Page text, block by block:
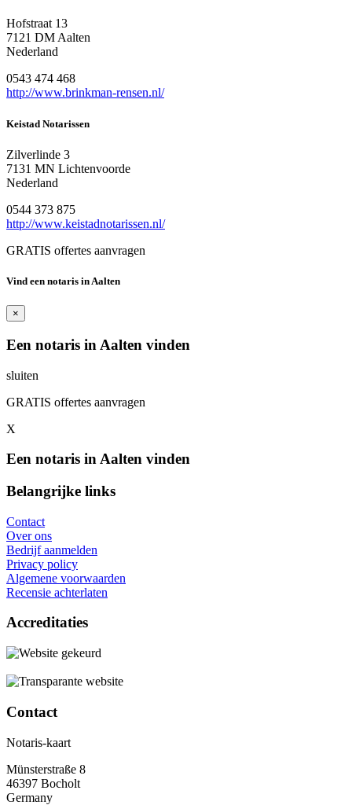
Hofstraat 13
7121 DM Aalten
Nederland
0543 474 468
http://www.brinkman-rensen.nl/
Keistad Notarissen
Zilverlinde 3
7131 MN Lichtenvoorde
Nederland
0544 373 875
http://www.keistadnotarissen.nl/
GRATIS offertes aanvragen
Vind een notaris in Aalten
×
Een notaris in Aalten vinden
sluiten
GRATIS offertes aanvragen
X
Een notaris in Aalten vinden
Belangrijke links
Contact
Over ons
Bedrijf aanmelden
Privacy policy
Algemene voorwaarden
Recensie achterlaten
Accreditaties
Contact
Notaris-kaart
Münsterstraße 8
46397 Bocholt
Germany